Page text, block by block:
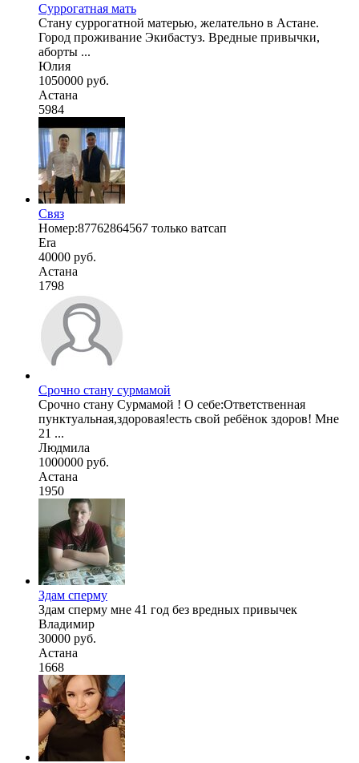
Суррогатная мать
Стану суррогатной матерью, желательно в Астане.
Город проживание Экибастуз. Вредные привычки,
аборты ...
Юлия
1050000 руб.
Астана
5984
Связ
Номер:87762864567 только ватсап
Era
40000 руб.
Астана
1798
Срочно стану сурмамой
Срочно стану Сурмамой ! О себе:Ответственная
пунктуальная,здоровая!есть свой ребёнок здоров! Мне
21 ...
Людмила
1000000 руб.
Астана
1950
Здам сперму
Здам сперму мне 41 год без вредных привычек
Владимир
30000 руб.
Астана
1668